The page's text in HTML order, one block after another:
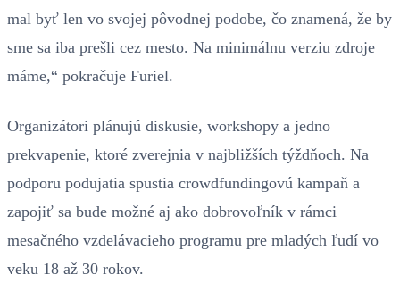
mal byť len vo svojej pôvodnej podobe, čo znamená, že by
sme sa iba prešli cez mesto. Na minimálnu verziu zdroje
máme,“ pokračuje Furiel.
Organizátori plánujú diskusie, workshopy a jedno
prekvapenie, ktoré zverejnia v najbližších týždňoch. Na
podporu podujatia spustia crowdfundingovú kampaň a
zapojiť sa bude možné aj ako dobrovoľník v rámci
mesačného vzdelávacieho programu pre mladých ľudí vo
veku 18 až 30 rokov.